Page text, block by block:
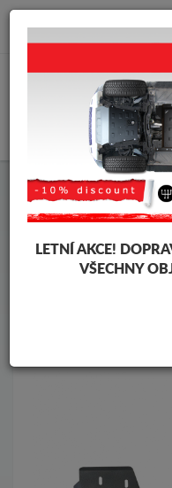
Kryt pod motor Toyota
Značky vozidel
LETNÍ AKCE!
VŠECHNY